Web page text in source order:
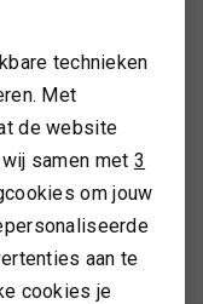
Florence shopper
technieken
Met
de website
samen met 3
om jouw
aan te
cookies je